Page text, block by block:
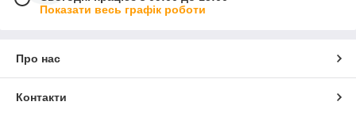
Показати весь графік роботи
Про нас
Контакти